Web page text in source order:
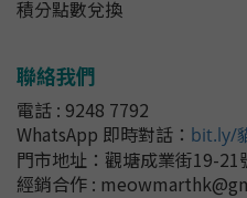
積分點數兌換
聯絡我們
電話 : 9248 7792
WhatsApp 即時對話 ： bit.ly/
門市地址： 觀塘成業街19-21
經銷合作 :